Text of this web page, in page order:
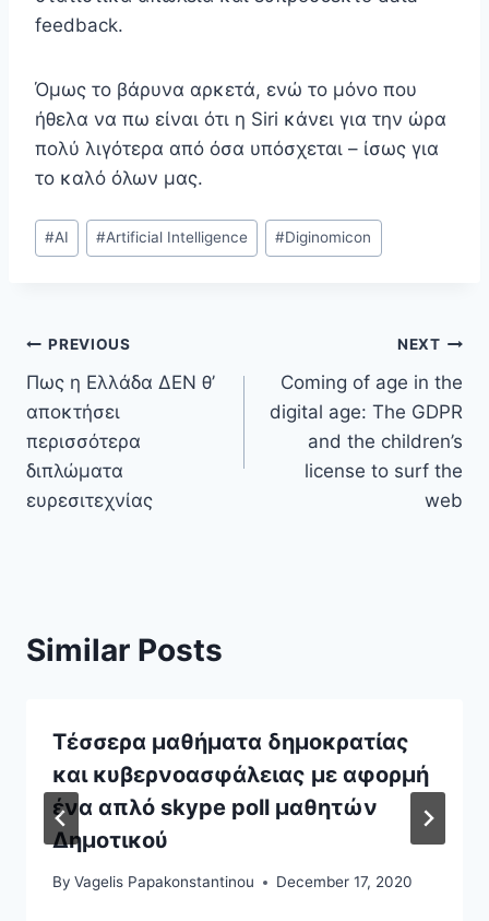
feedback.
Όμως το βάρυνα αρκετά, ενώ το μόνο που
ήθελα να πω είναι ότι η Siri κάνει για την ώρα
πολύ λιγότερα από όσα υπόσχεται – ίσως για
το καλό όλων μας.
Post
Tags:
#AI #Artificial Intelligence #Diginomicon
Post
navigation
PREVIOUS
Πως η Ελλάδα ΔΕΝ θ’
αποκτήσει
περισσότερα
διπλώματα
ευρεσιτεχνίας
NEXT
Coming of age in the
digital age: The GDPR
and the children’s
license to surf the
web
Similar Posts
Τέσσερα μαθήματα δημοκρατίας
και κυβερνοασφάλειας με αφορμή
ένα απλό skype poll μαθητών
Δημοτικού
By Vagelis Papakonstantinou December 17, 2020